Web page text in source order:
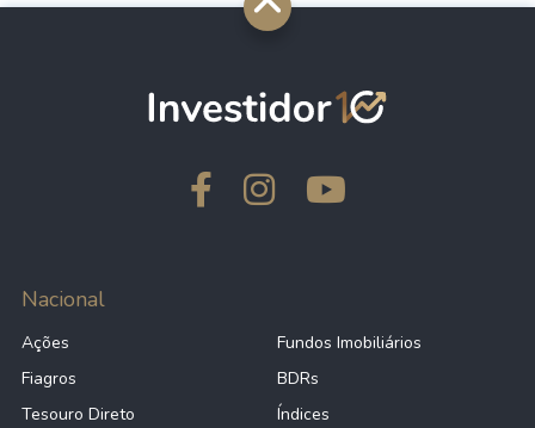
Nacional
Ações
Fundos Imobiliários
Fiagros
BDRs
Tesouro Direto
Índices